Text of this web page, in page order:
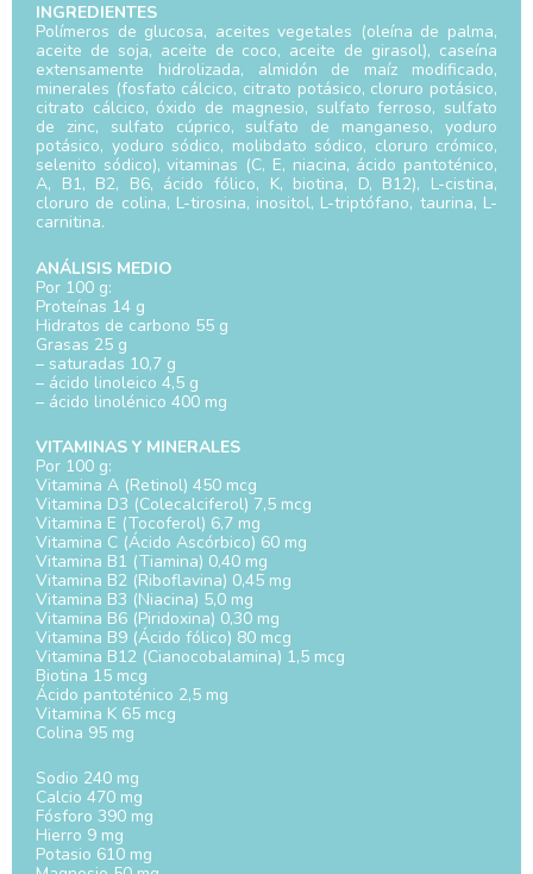
INGREDIENTES
Polímeros de glucosa, aceites vegetales (oleína de palma,
aceite de soja, aceite de coco, aceite de girasol), caseína
extensamente hidrolizada, almidón de maíz modificado,
minerales (fosfato cálcico, citrato potásico, cloruro potásico,
citrato cálcico, óxido de magnesio, sulfato ferroso, sulfato
de zinc, sulfato cúprico, sulfato de manganeso, yoduro
potásico, yoduro sódico, molibdato sódico, cloruro crómico,
selenito sódico), vitaminas (C, E, niacina, ácido pantoténico,
A, B1, B2, B6, ácido fólico, K, biotina, D, B12), L-cistina,
cloruro de colina, L-tirosina, inositol, L-triptófano, taurina, L-
carnitina.
ANÁLISIS MEDIO
Por 100 g:
Proteínas 14 g
Hidratos de carbono 55 g
Grasas 25 g
– saturadas 10,7 g
– ácido linoleico 4,5 g
– ácido linolénico 400 mg
VITAMINAS Y MINERALES
Por 100 g:
Vitamina A (Retinol) 450 mcg
Vitamina D3 (Colecalciferol) 7,5 mcg
Vitamina E (Tocoferol) 6,7 mg
Vitamina C (Ácido Ascórbico) 60 mg
Vitamina B1 (Tiamina) 0,40 mg
Vitamina B2 (Riboflavina) 0,45 mg
Vitamina B3 (Niacina) 5,0 mg
Vitamina B6 (Piridoxina) 0,30 mg
Vitamina B9 (Ácido fólico) 80 mcg
Vitamina B12 (Cianocobalamina) 1,5 mcg
Biotina 15 mcg
Ácido pantoténico 2,5 mg
Vitamina K 65 mcg
Colina 95 mg
Sodio 240 mg
Calcio 470 mg
Fósforo 390 mg
Hierro 9 mg
Potasio 610 mg